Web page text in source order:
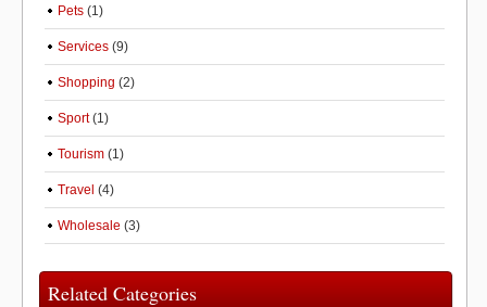
Pets (1)
Services (9)
Shopping (2)
Sport(1)
Tourism (1)
Travel (4)
Wholesale (3)
Related Categories